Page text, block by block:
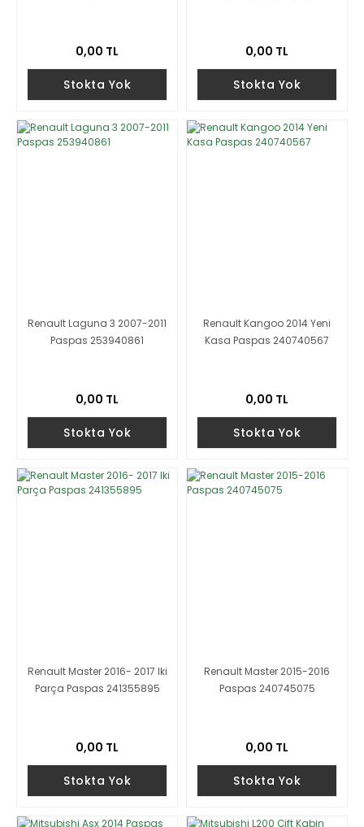
0,00 TL
Stokta Yok
0,00 TL
Stokta Yok
Renault Laguna 3 2007-2011
Paspas 253940861
0,00 TL
Stokta Yok
Renault Kangoo 2014 Yeni
Kasa Paspas 240740567
0,00 TL
Stokta Yok
Renault Master 2016- 2017 Iki
Parça Paspas 241355895
0,00 TL
Stokta Yok
Renault Master 2015-2016
Paspas 240745075
0,00 TL
Stokta Yok